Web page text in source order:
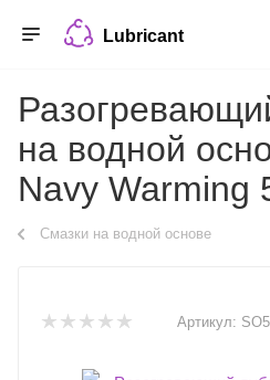
Lubricant
на водной
Navy Warming
Смазки на водной основе
Артикул: